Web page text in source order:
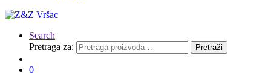
Search
Pretraga za:
Pretraži
0